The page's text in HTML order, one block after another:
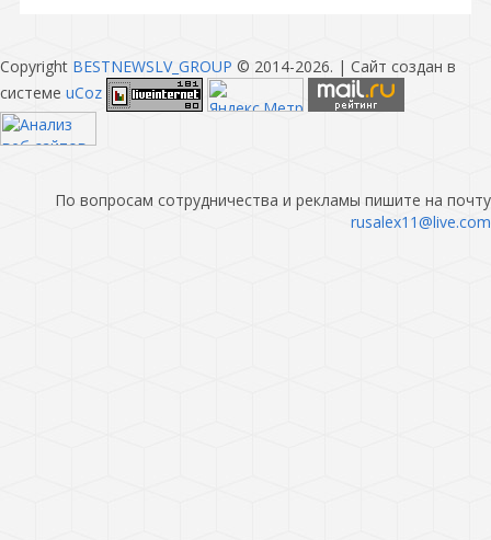
Copyright BESTNEWSLV_GROUP © 2014-2026. | Сайт создан в
системе uCoz
По вопросам сотрудничества и рекламы пишите на почту
rusalex11@live.com